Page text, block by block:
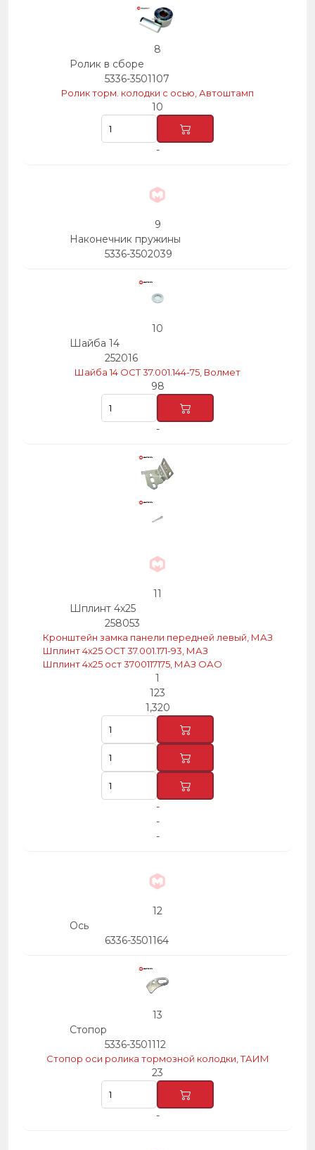
8
Ролик в сборе
5336-3501107
Ролик торм. колодки с осью, Автоштамп
10
-
9
Наконечник пружины
5336-3502039
10
Шайба 14
252016
Шайба 14 ОСТ 37.001.144-75, Волмет
98
-
11
Шплинт 4х25
258053
Кронштейн замка панели передней левый, МАЗ
Шплинт 4х25 ОСТ 37.001.171-93, МАЗ
Шплинт 4х25 ост 3700117175, МАЗ ОАО
1
123
1,320
-
-
-
12
Ось
6336-3501164
13
Стопор
5336-3501112
Стопор оси ролика тормозной колодки, ТАИМ
23
-